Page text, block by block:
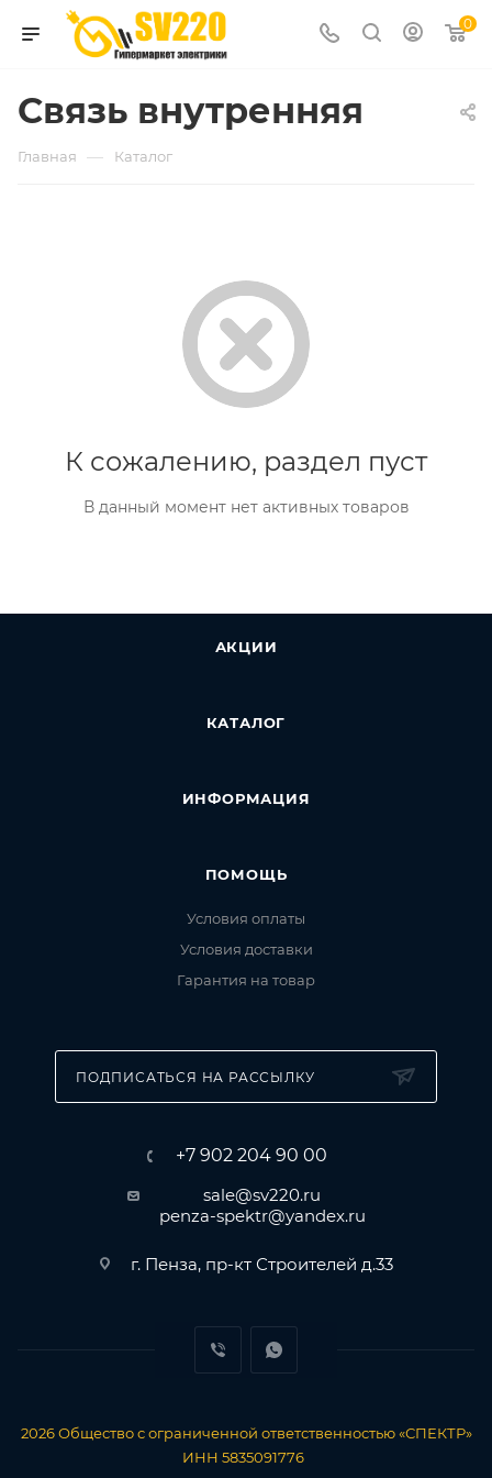
0
Связь внутренняя
Главная — Каталог
К сожалению, раздел пуст
В данный момент нет активных товаров
АКЦИИ
КАТАЛОГ
ИНФОРМАЦИЯ
ПОМОЩЬ
Условия оплаты
Условия доставки
Гарантия на товар
ПОДПИСАТЬСЯ НА РАССЫЛКУ
+7 902 204 90 00
sale@sv220.ru
penza-spektr@yandex.ru
г. Пенза, пр-кт Строителей д.33
2026 Общество с ограниченной ответственностью «СПЕКТР»
ИНН 5835091776